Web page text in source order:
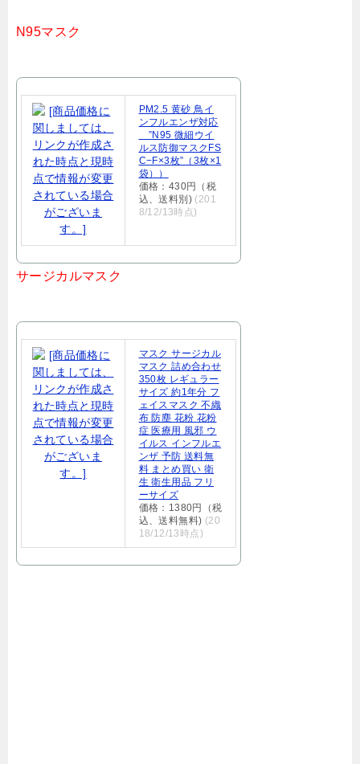
N95マスク
PM2.5 黄砂 鳥イ
ンフルエンザ対応
”N95 微細ウイ
ルス防御マスクFS
C−F×3枚”（3枚×1
袋））
価格：430円（税
込、送料別) (201
8/12/13時点)
サージカルマスク
マスク サージカル
マスク 詰め合わせ
350枚 レギュラー
サイズ 約1年分 フ
ェイスマスク 不織
布 防塵 花粉 花粉
症 医療用 風邪 ウ
イルス インフルエ
ンザ 予防 送料無
料 まとめ買い 衛
生 衛生用品 フリ
ーサイズ
価格：1380円（税
込、送料無料) (20
18/12/13時点)